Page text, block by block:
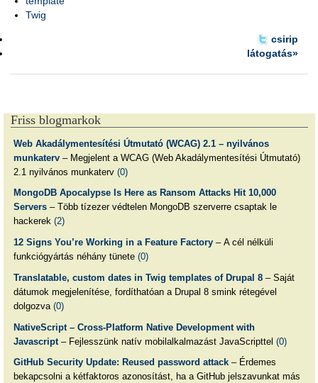
Twig
csirip
látogatás»
Friss blogmarkok
Web Akadálymentesítési Útmutató (WCAG) 2.1 – nyilvános
munkaterv– Megjelent a WCAG (Web Akadálymentesítési Útmutató)
2.1 nyilvános munkaterv (0)
MongoDB Apocalypse Is Here as Ransom Attacks Hit 10,000
Servers– Több tízezer védtelen MongoDB szerverre csaptak le
hackerek (2)
12 Signs You’re Working in a Feature Factory– A cél nélküli
funkciógyártás néhány tünete (0)
Translatable, custom dates in Twig templates of Drupal 8– Saját
dátumok megjelenítése, fordíthatóan a Drupal 8 smink rétegével
dolgozva (0)
NativeScript – Cross-Platform Native Development with
Javascript– Fejlesszünk natív mobilalkalmazást JavaScripttel (0)
GitHub Security Update: Reused password attack– Érdemes
bekapcsolni a kétfaktoros azonosítást, ha a GitHub jelszavunkat más